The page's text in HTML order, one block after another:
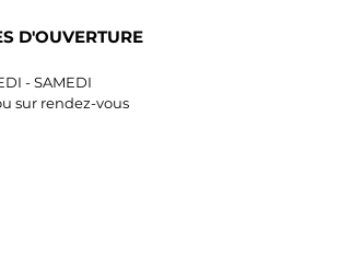
D'OUVERTURE
- SAMEDI
sur rendez-vous